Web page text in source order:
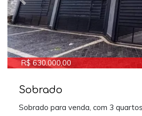
Previous
R$ 630.000,00
Sobrado
Sobrado para venda, com 3